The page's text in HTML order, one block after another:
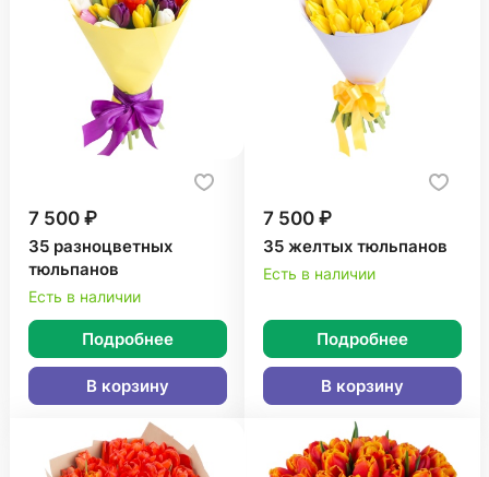
7 500 ₽
35 разноцветных
тюльпанов
Есть в наличии
Подробнее
В корзину
7 500 ₽
35 желтых тюльпанов
Есть в наличии
Подробнее
В корзину